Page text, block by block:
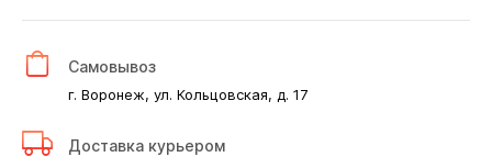
Самовывоз
г. Воронеж, ул. Кольцовская, д. 17
Доставка курьером